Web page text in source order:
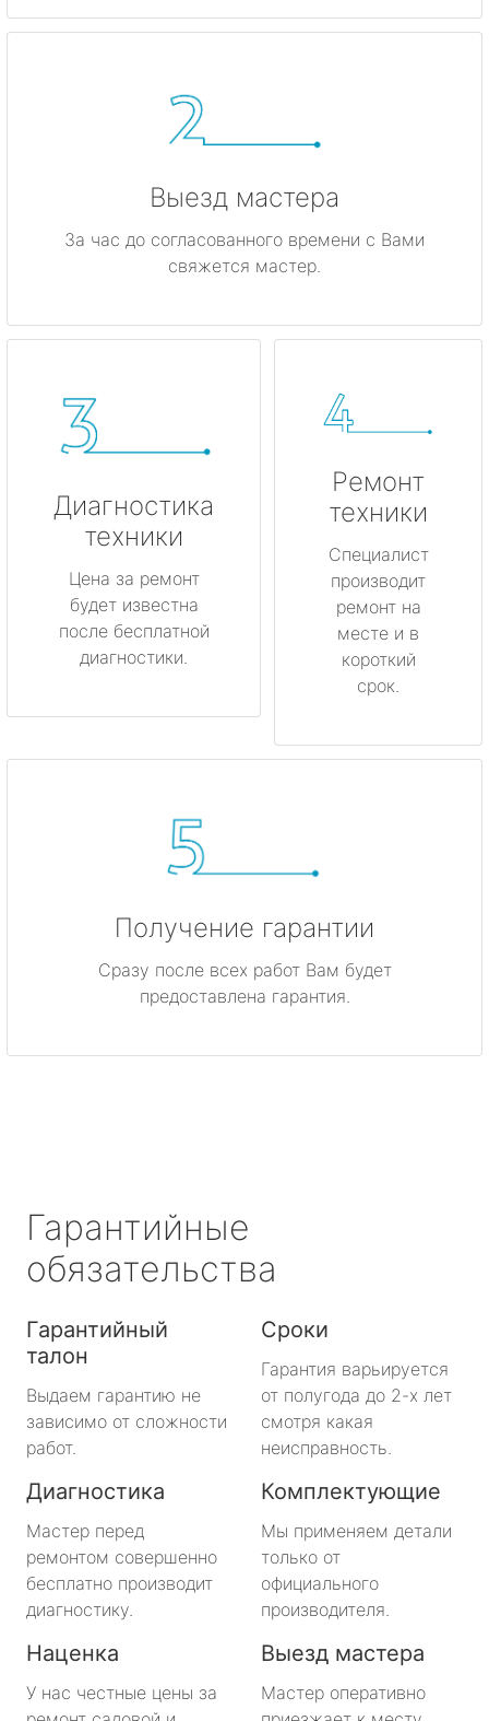
Выезд мастера
За час до согласованного времени с Вами
свяжется мастер.
Диагностика
техники
Цена за ремонт
будет известна
после бесплатной
диагностики.
Ремонт
техники
Специалист
производит
ремонт на
месте и в
короткий
срок.
Получение гарантии
Сразу после всех работ Вам будет
предоставлена гарантия.
Гарантийные
обязательства
Гарантийный
талон
Выдаем гарантию не
зависимо от сложности
работ.
Сроки
Гарантия варьируется
от полугода до 2-х лет
смотря какая
неисправность.
Диагностика
Мастер перед
ремонтом совершенно
бесплатно производит
диагностику.
Комплектующие
Мы применяем детали
только от
официального
производителя.
Наценка
У нас честные цены за
Выезд мастера
Мастер оперативно